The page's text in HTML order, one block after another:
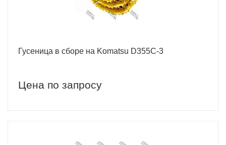
Гусеница в сборе на Komatsu D355C-3
Цена по запросу